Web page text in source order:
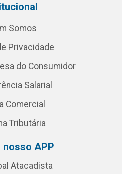
Somos
Privacidade
do Consumidor
Salarial
Comercial
Tributária
nosso APP
Atacadista